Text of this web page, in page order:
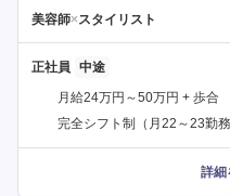
美容師×スタイリスト
正社員
月給24万円～50万円 + 歩合
完全シフト制（月22～23勤
詳細